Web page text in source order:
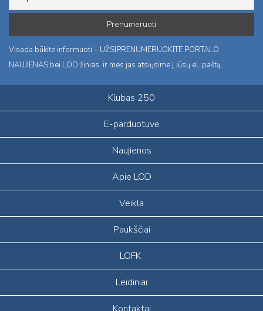
Visada būkite informuoti – UŽSIPRENUMERUOKITE PORTALO
NAUJIENAS bei LOD žinias, ir mes jas atsiųsime į Jūsų el. paštą.
Klubas 250
E-parduotuvė
Naujienos
Apie LOD
Veikla
Paukščiai
LOFK
Leidiniai